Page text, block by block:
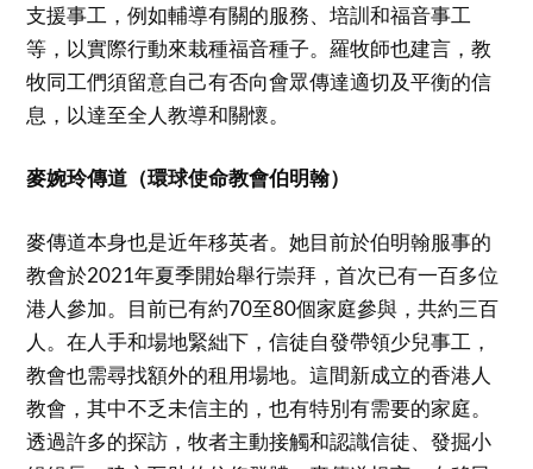
支援事工，例如輔導有關的服務、培訓和福音事工
等，以實際行動來栽種福音種子。羅牧師也建言，教
牧同工們須留意自己有否向會眾傳達適切及平衡的信
息，以達至全人教導和關懷。
麥婉玲傳道（環球使命教會伯明翰）
麥傳道本身也是近年移英者。她目前於伯明翰服事的
教會於2021年夏季開始舉行崇拜，首次已有一百多位
港人參加。目前已有約70至80個家庭參與，共約三百
人。在人手和場地緊絀下，信徒自發帶領少兒事工，
教會也需尋找額外的租用場地。這間新成立的香港人
教會，其中不乏未信主的，也有特別有需要的家庭。
透過許多的探訪，牧者主動接觸和認識信徒、發掘小